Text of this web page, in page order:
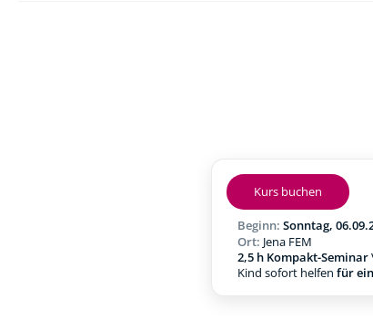
Kurs buchen
Beginn: Sonntag,
Ort: Jena FEM
2,5 h Kompakt-Seminar
Kind sofort helfen für